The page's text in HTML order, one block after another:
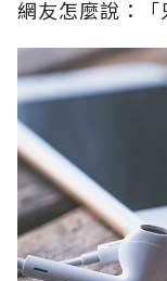
網友怎麼說：「